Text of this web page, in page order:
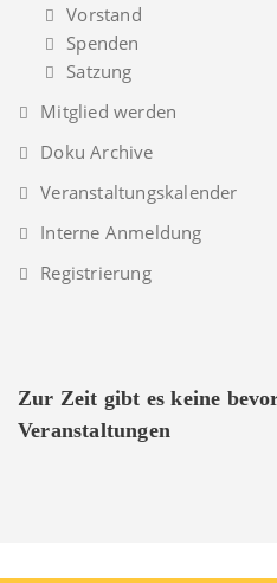
Vorstand
Spenden
Satzung
Mitglied werden
Doku Archive
Veranstaltungskalender
Interne Anmeldung
Registrierung
Zur Zeit gibt es keine
Veranstaltungen